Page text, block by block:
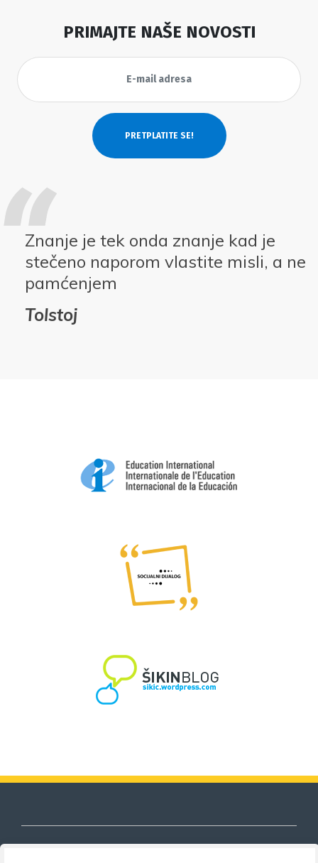
PRIMAJTE NAŠE NOVOSTI
Znanje je tek onda znanje kad je
stečeno naporom vlastite misli, a ne
pamćenjem
Tolstoj